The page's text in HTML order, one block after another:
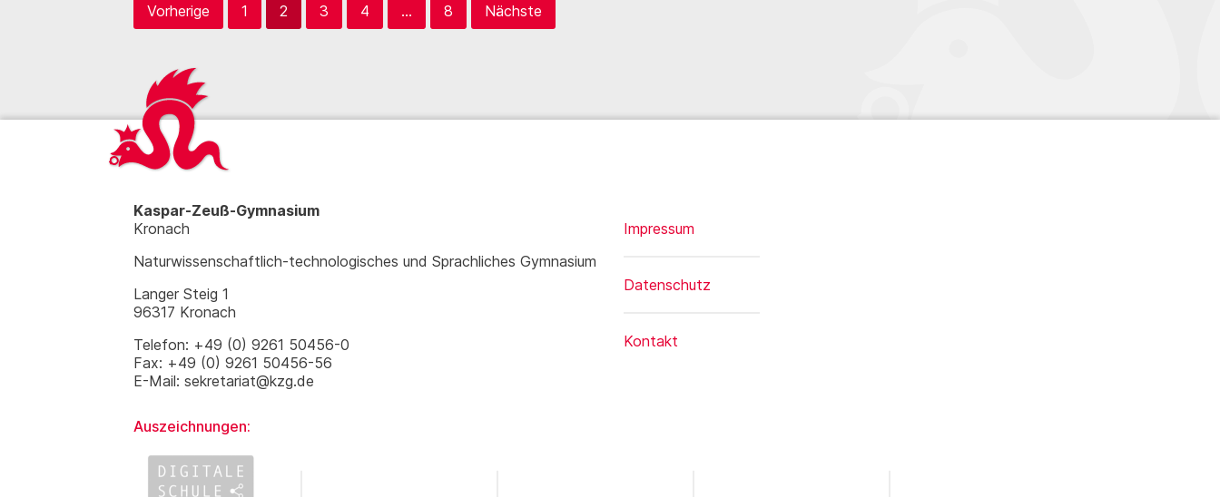
Vorherige 1 2 3 4 … 8 Nächste
Kaspar-Zeuß-Gymnasium
Kronach
Naturwissenschaftlich-technologisches und Sprachliches Gymnasium
Langer Steig 1
96317 Kronach
Telefon: +49 (0) 9261 50456-0
Fax: +49 (0) 9261 50456-56
E-Mail: sekretariat@kzg.de
Impressum
Datenschutz
Kontakt
Auszeichnungen: